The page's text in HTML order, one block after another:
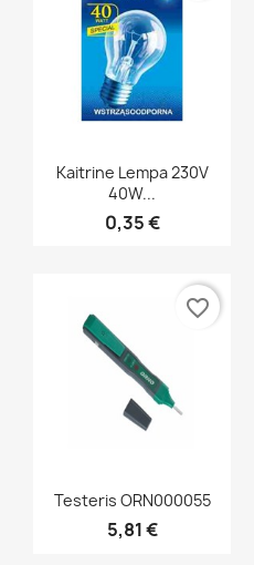
Greita peržiūra
Kaitrine Lempa 230V
40W...
0,35 €
Greita peržiūra
Testeris ORN000055
5,81 €
favorite_border